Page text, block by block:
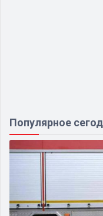
Популярное